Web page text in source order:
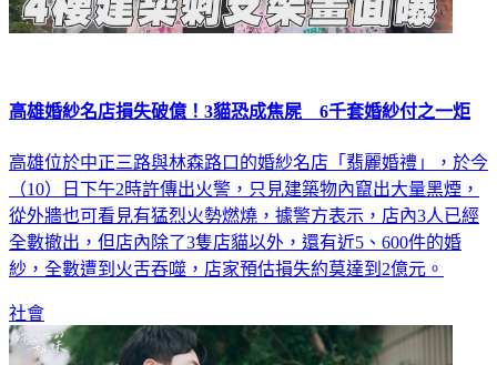
高雄婚紗名店損失破億！3貓恐成焦屍 6千套婚紗付之一炬
高雄位於中正三路與林森路口的婚紗名店「翡麗婚禮」，於今
（10）日下午2時許傳出火警，只見建築物內竄出大量黑煙，
從外牆也可看見有猛烈火勢燃燒，據警方表示，店內3人已經
全數撤出，但店內除了3隻店貓以外，還有近5、600件的婚
紗，全數遭到火舌吞噬，店家預估損失約莫達到2億元。
社會